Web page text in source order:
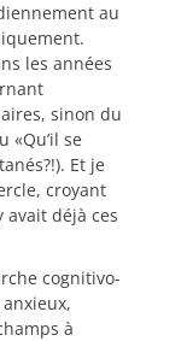
au
les années
sinon du
«Qu’il se
Et je
croyant
avait déjà ces
cognitivo-
à